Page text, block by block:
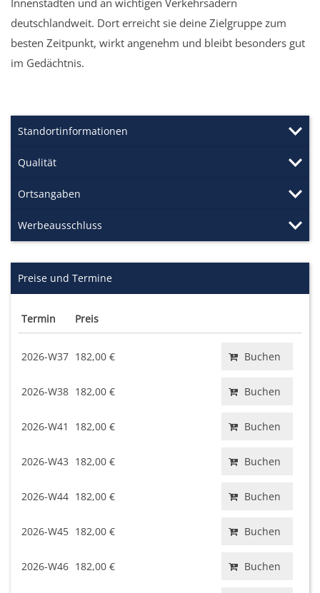
deutschlandweit. Dort erreicht sie deine Zielgruppe zum
besten Zeitpunkt, wirkt angenehm und bleibt besonders gut
im Gedächtnis.
Standortinformationen
Qualität
Ortsangaben
Werbeausschluss
Preise und Termine
Termin Preis
2026-W37 182,00 € Buchen
2026-W38 182,00 € Buchen
2026-W41 182,00 € Buchen
2026-W43 182,00 € Buchen
2026-W44 182,00 € Buchen
2026-W45 182,00 € Buchen
2026-W46 182,00 € Buchen